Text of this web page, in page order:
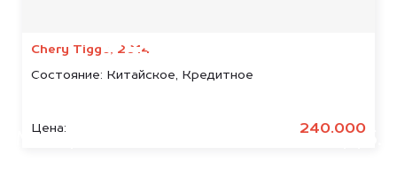
Chery Tiggo, 2014
Состояние: Китайское, Кредитное
Цена: 240.000
БЕСПЛАТНО
Узнайте стоимость автомобиля
Мы купим ваше авто на 20.000 руб.